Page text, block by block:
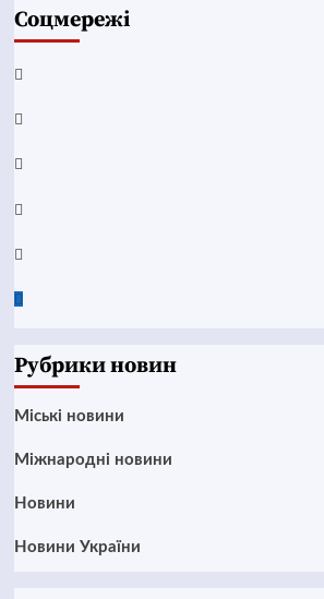
Соцмережі
Facebook
YouTube
Telegram
Instagram
Twitter
Google
Рубрики новин
Mіські новини
Міжнародні новини
Новини
Новини України